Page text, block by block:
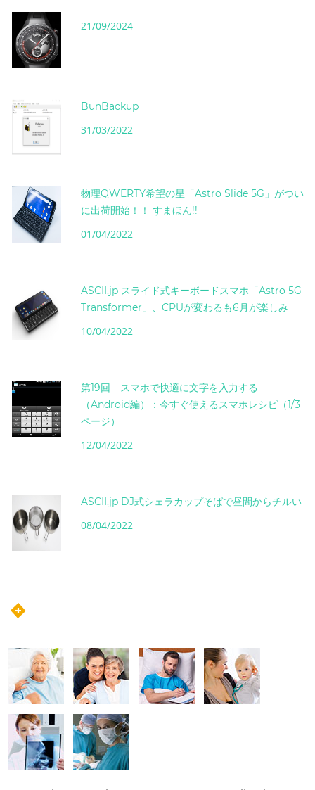
21/09/2024
BunBackup
31/03/2022
物理QWERTY希望の星「Astro Slide 5G」がつい
に出荷開始！！ すまほん!!
01/04/2022
ASCII.jp スライド式キーボードスマホ「Astro 5G
Transformer」、CPUが変わるも6月が楽しみ
10/04/2022
第19回 スマホで快適に文字を入力する
（Android編）：今すぐ使えるスマホレシピ（1/3
ページ）
12/04/2022
ASCII.jp DJ式シェラカップそばで昼間からチルい
08/04/2022